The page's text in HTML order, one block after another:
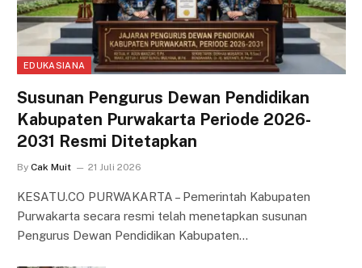
EDUKASIANA
Susunan Pengurus Dewan Pendidikan
Kabupaten Purwakarta Periode 2026-
2031 Resmi Ditetapkan
By Cak Muit 21 Juli 2026
KESATU.CO PURWAKARTA – Pemerintah Kabupaten
Purwakarta secara resmi telah menetapkan susunan
Pengurus Dewan Pendidikan Kabupaten…